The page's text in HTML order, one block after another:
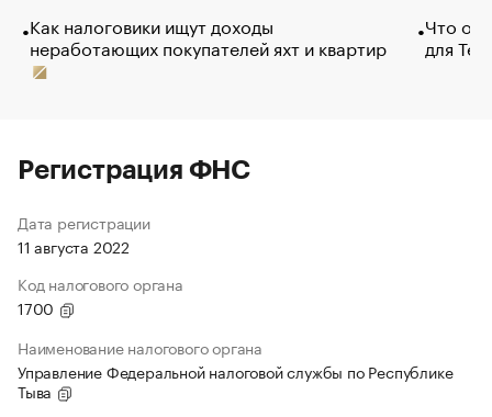
Как налоговики ищут доходы
неработающих покупателей яхт и квартир
Что
для
Регистрация ФНС
Дата регистрации
11 августа 2022
Код налогового органа
1700
Наименование налогового органа
Управление Федеральной налоговой службы по Республике
Тыва